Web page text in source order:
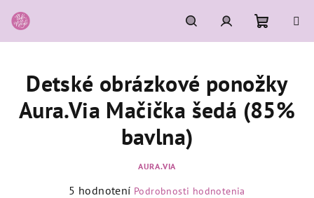
na
obsah
HľadaťPrihlásenie
košík
Detské obrázkové ponožky
Aura.Via Mačička šedá (85%
bavlna)
AURA.VIA
Priemerné
5 hodnotení Podrobnosti hodnotenia